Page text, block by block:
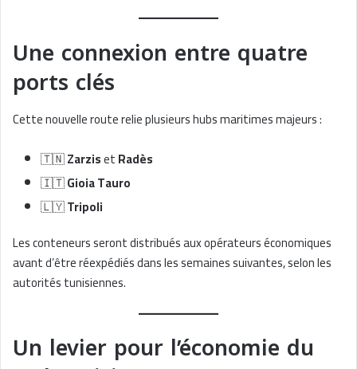
Une connexion entre quatre
ports clés
Cette nouvelle route relie plusieurs hubs maritimes majeurs :
🇹🇳ZarzisetRadès
🇮🇹Gioia Tauro
🇱🇾Tripoli
Les conteneurs seront distribués aux opérateurs économiques
avant d’être réexpédiés dans les semaines suivantes, selon les
autorités tunisiennes.
Un levier pour l’économie du